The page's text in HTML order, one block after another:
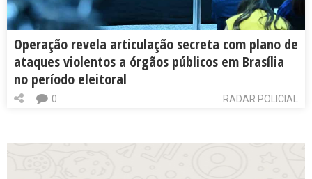
Operação revela articulação secreta com plano de
ataques violentos a órgãos públicos em Brasília
no período eleitoral
RADAR POLICIAL
0